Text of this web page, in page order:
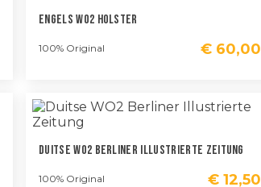
Engels WO2 Holster
100% Original € 60,00
Duitse WO2 Berliner Illustrierte Zeitung
100% Original € 12,50